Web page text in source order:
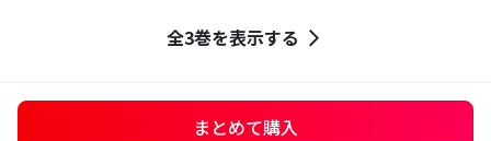
全3巻を表示する
まとめて購入